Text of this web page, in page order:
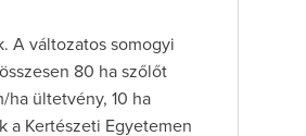
A változatos somogyi
80 ha szőlőt
ültetvény, 10 ha
a Kertészeti Egyetemen